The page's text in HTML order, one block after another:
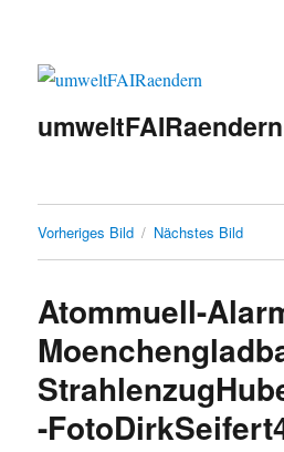
umweltFAIRaendern
Vorheriges Bild Nächstes Bild
Atommuell-
-